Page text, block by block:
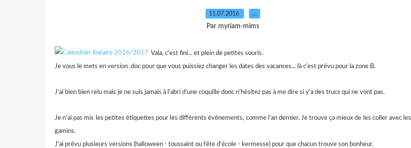
11.07.2016 …
Par myriam-mims
Vala, c'est fini... et plein de petites souris.
Je vous le mets en version .doc pour que vous puissiez changer les dates des vacances... là c'est prévu pour la zone B.
J'ai bien bien relu mais je ne suis jamais à l'abri d'une coquille donc n'hésitez pas à me dire si y'a des trucs qui ne vont pas.
Je n'ai pas mis les petites étiquettes pour les différents événements, comme l'an dernier. Je trouve ça mieux de les coller avec les
gamins.
J'ai prévu plusieurs versions (halloween - toussaint ou fête d'école - kermesse) pour que chacun trouve son bonheur.